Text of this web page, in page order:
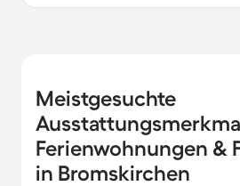
Meistgesuchte
Ferienwohnungen &
in Bromskirchen